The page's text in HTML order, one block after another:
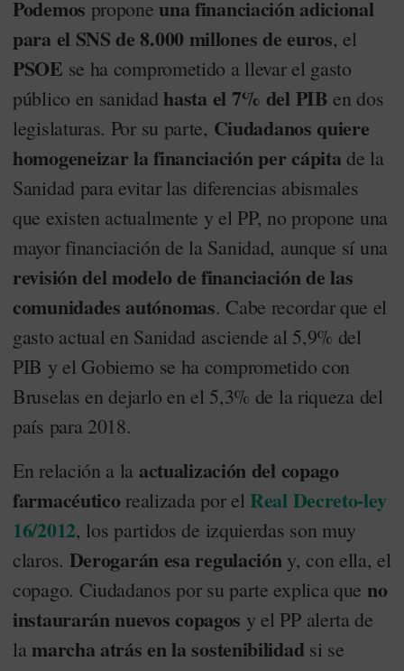
Podemos propone una financiación adicional
para el SNS de 8.000 millones de euros, el
PSOE se ha comprometido a llevar el gasto
público en sanidadhasta el 7% del PIB en dos
legislaturas. Por su parte, Ciudadanos quiere
homogeneizar la financiación per cápita de la
Sanidad para evitar las diferencias abismales
que existen actualmente y el PP, no propone una
mayor financiación de la Sanidad, aunque sí una
revisión del modelo de financiación de las
comunidades autónomas. Cabe recordar que el
gasto actual en Sanidad asciende al 5,9% del
PIB y el Gobierno se ha comprometido con
Bruselas en dejarlo en el 5,3% de la riqueza del
país para 2018.
En relación a la actualización del copago
farmacéutico realizada por el Real Decreto-ley
16/2012, los partidos de izquierdas son muy
claros. Derogarán esa regulacióny, con ella, el
copago. Ciudadanos por su parte explica que no
instaurarán nuevos copagos y el PP alerta de
lamarcha atrás en la sostenibilidadsi se